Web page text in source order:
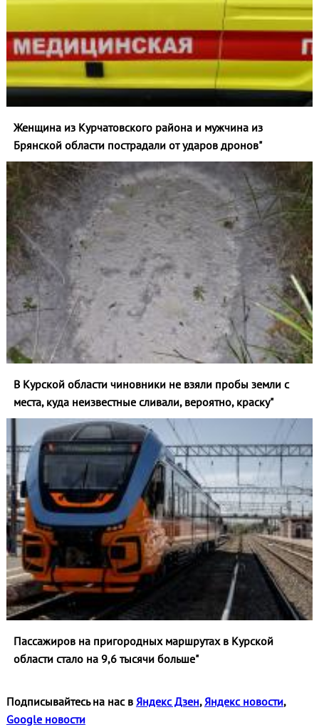
Женщина из Курчатовского района и мужчина из
Брянской области пострадали от ударов дронов"
В Курской области чиновники не взяли пробы земли с
места, куда неизвестные сливали, вероятно, краску"
Пассажиров на пригородных маршрутах в Курской
области стало на 9,6 тысячи больше"
Подписывайтесь на нас в Яндекс Дзен, Яндекс новости,
Google новости